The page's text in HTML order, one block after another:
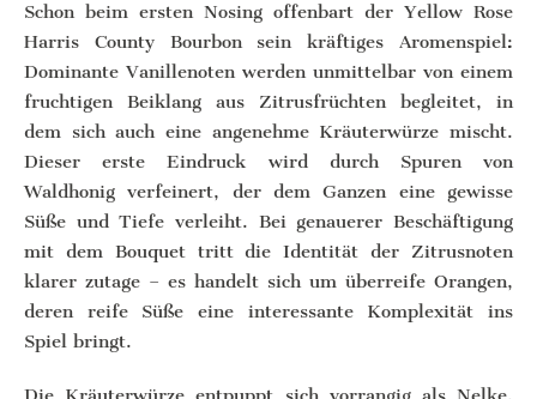
Schon beim ersten Nosing offenbart der Yellow Rose
Harris County Bourbon sein kräftiges Aromenspiel:
Dominante Vanillenoten werden unmittelbar von einem
fruchtigen Beiklang aus Zitrusfrüchten begleitet, in
dem sich auch eine angenehme Kräuterwürze mischt.
Dieser erste Eindruck wird durch Spuren von
Waldhonig verfeinert, der dem Ganzen eine gewisse
Süße und Tiefe verleiht. Bei genauerer Beschäftigung
mit dem Bouquet tritt die Identität der Zitrusnoten
klarer zutage – es handelt sich um überreife Orangen,
deren reife Süße eine interessante Komplexität ins
Spiel bringt.